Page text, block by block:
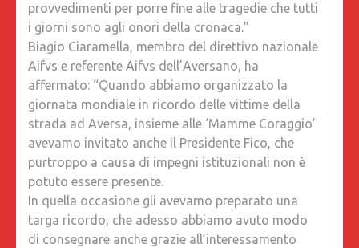
provvedimenti per porre fine alle tragedie che tutti
i giorni sono agli onori della cronaca.”
Biagio Ciaramella, membro del direttivo nazionale
Aifvs e referente Aifvs dell’Aversano, ha
affermato: “Quando abbiamo organizzato la
giornata mondiale in ricordo delle vittime della
strada ad Aversa, insieme alle ‘Mamme Coraggio’
avevamo invitato anche il Presidente Fico, che
purtroppo a causa di impegni istituzionali non è
potuto essere presente.
In quella occasione gli avevamo preparato una
targa ricordo, che adesso abbiamo avuto modo
di consegnare anche grazie all’interessamento